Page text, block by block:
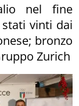
nel fine
vinti dai
bronzo
Zurich